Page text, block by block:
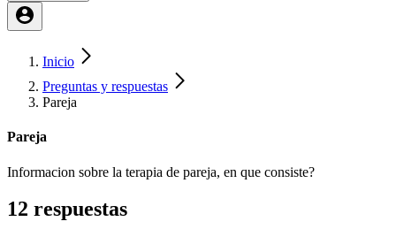
Inicio
Preguntas y respuestas
Pareja
Pareja
Informacion sobre la terapia de pareja, en que consiste?
12 respuestas